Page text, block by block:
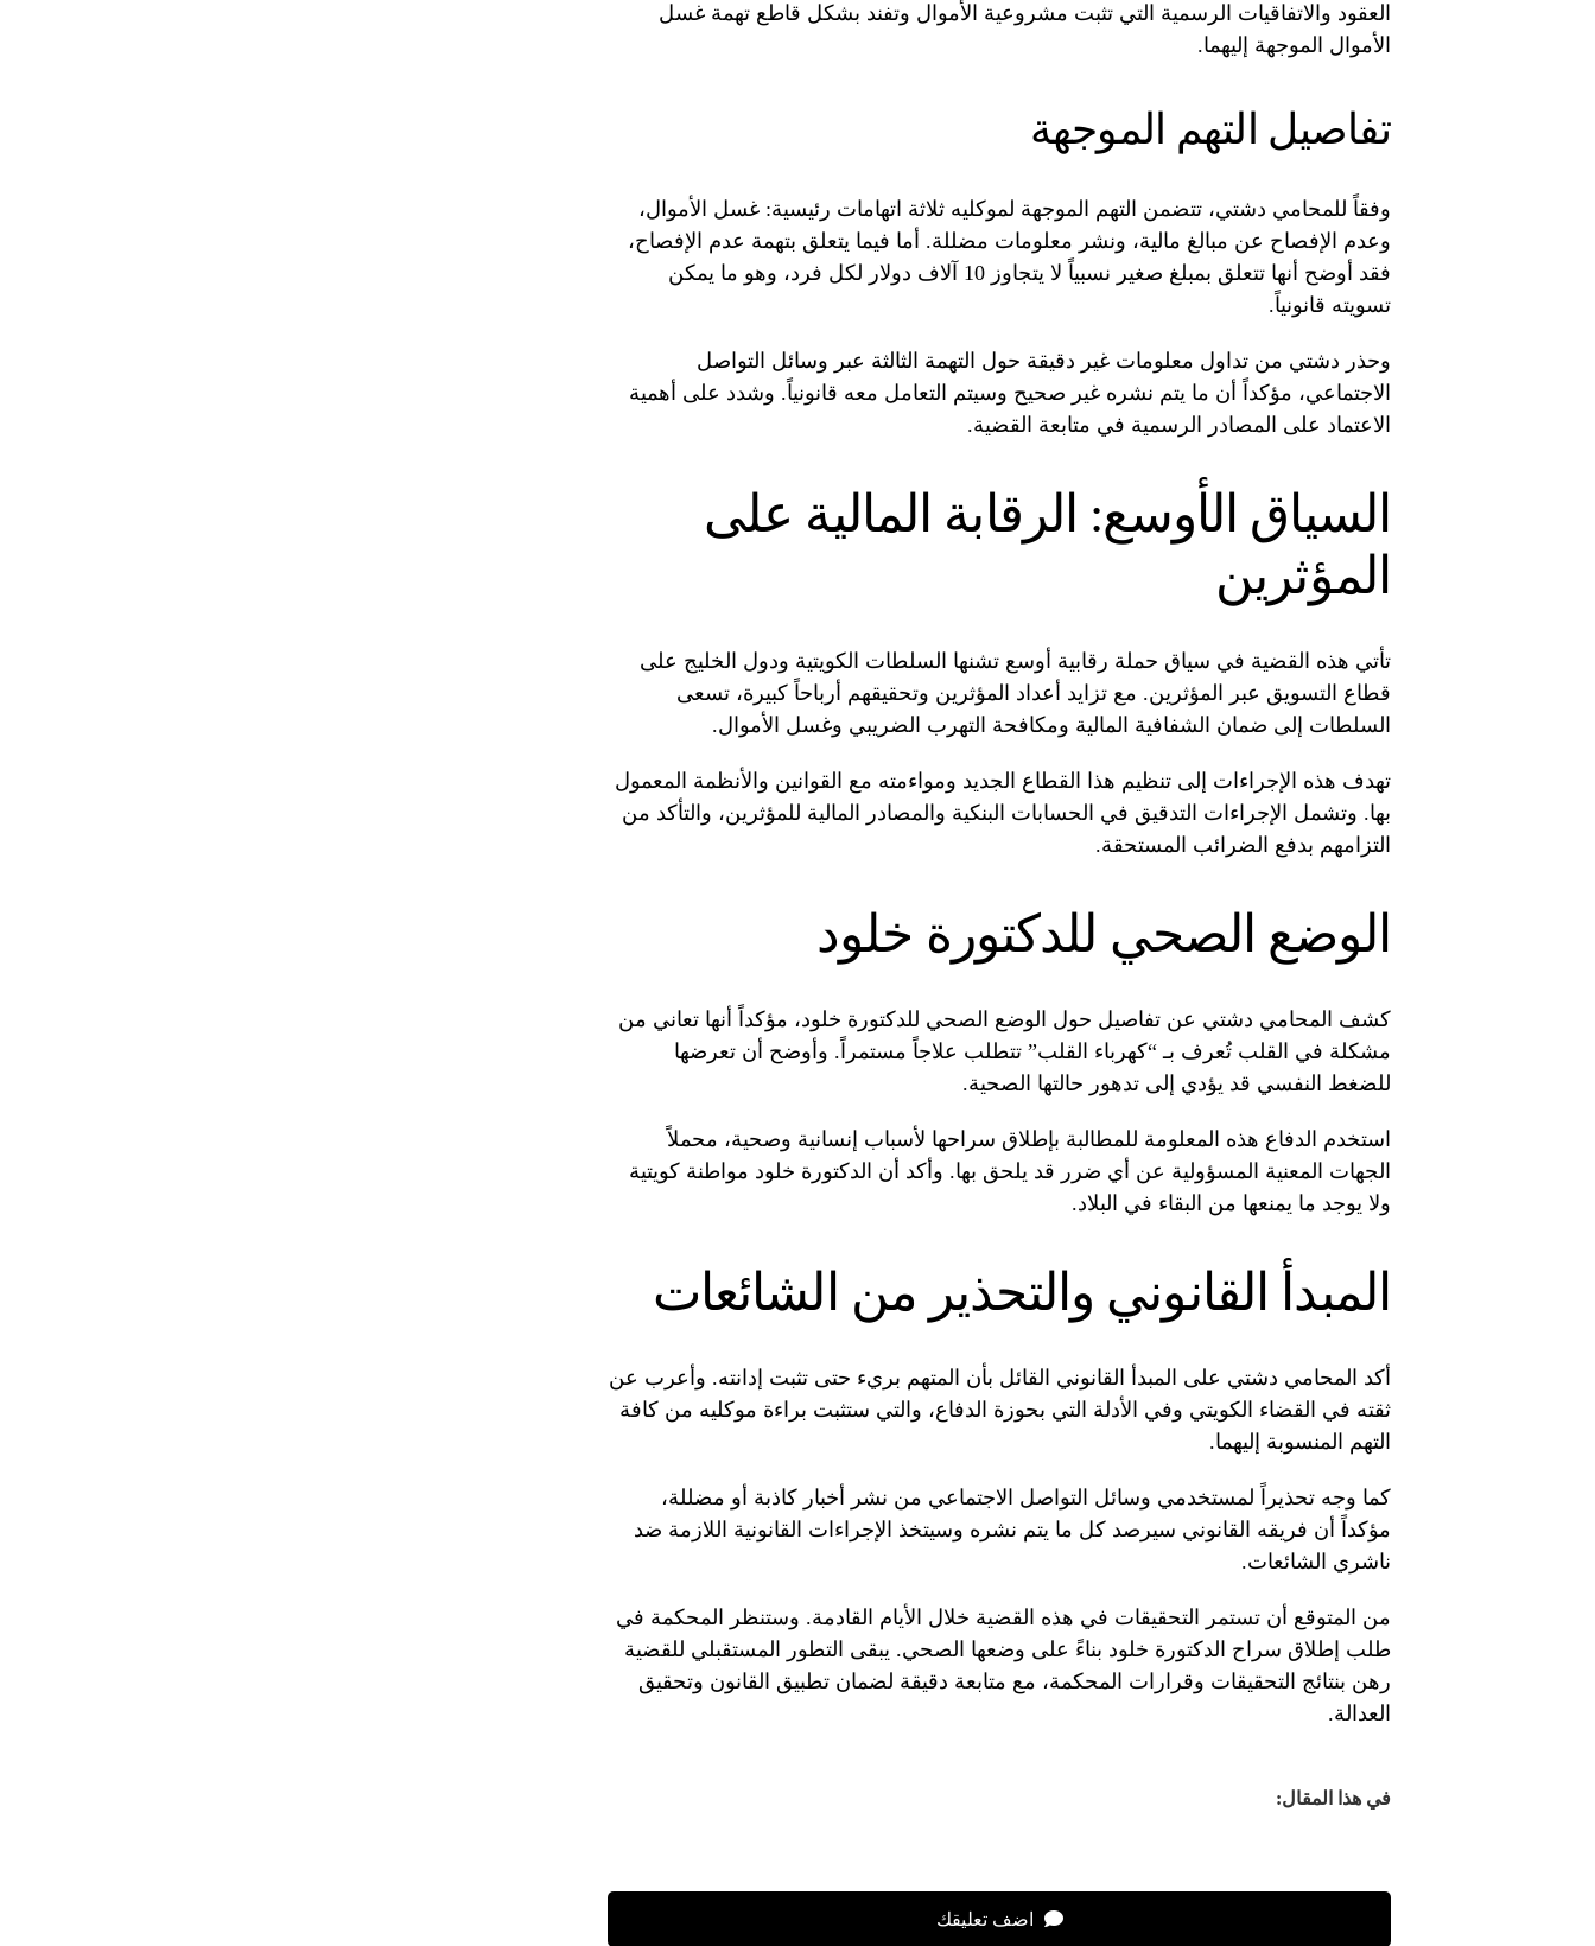
العقود والاتفاقيات الرسمية التي تثبت مشروعية الأموال وتفند بشكل قاطع تهمة غسل
الأموال الموجهة إليهما.
تفاصيل التهم الموجهة
وفقاً للمحامي دشتي، تتضمن التهم الموجهة لموكليه ثلاثة اتهامات رئيسية: غسل الأموال،
وعدم الإفصاح عن مبالغ مالية، ونشر معلومات مضللة. أما فيما يتعلق بتهمة عدم الإفصاح،
فقد أوضح أنها تتعلق بمبلغ صغير نسبياً لا يتجاوز 10 آلاف دولار لكل فرد، وهو ما يمكن
تسويته قانونياً.
وحذر دشتي من تداول معلومات غير دقيقة حول التهمة الثالثة عبر وسائل التواصل
الاجتماعي، مؤكداً أن ما يتم نشره غير صحيح وسيتم التعامل معه قانونياً. وشدد على أهمية
الاعتماد على المصادر الرسمية في متابعة القضية.
السياق الأوسع: الرقابة المالية على
المؤثرين
تأتي هذه القضية في سياق حملة رقابية أوسع تشنها السلطات الكويتية ودول الخليج على
قطاع التسويق عبر المؤثرين. مع تزايد أعداد المؤثرين وتحقيقهم أرباحاً كبيرة، تسعى
السلطات إلى ضمان الشفافية المالية ومكافحة التهرب الضريبي وغسل الأموال.
تهدف هذه الإجراءات إلى تنظيم هذا القطاع الجديد ومواءمته مع القوانين والأنظمة المعمول
بها. وتشمل الإجراءات التدقيق في الحسابات البنكية والمصادر المالية للمؤثرين، والتأكد من
التزامهم بدفع الضرائب المستحقة.
الوضع الصحي للدكتورة خلود
كشف المحامي دشتي عن تفاصيل حول الوضع الصحي للدكتورة خلود، مؤكداً أنها تعاني من
مشكلة في القلب تُعرف بـ “كهرباء القلب” تتطلب علاجاً مستمراً. وأوضح أن تعرضها
للضغط النفسي قد يؤدي إلى تدهور حالتها الصحية.
استخدم الدفاع هذه المعلومة للمطالبة بإطلاق سراحها لأسباب إنسانية وصحية، محملاً
الجهات المعنية المسؤولية عن أي ضرر قد يلحق بها. وأكد أن الدكتورة خلود مواطنة كويتية
ولا يوجد ما يمنعها من البقاء في البلاد.
المبدأ القانوني والتحذير من الشائعات
أكد المحامي دشتي على المبدأ القانوني القائل بأن المتهم بريء حتى تثبت إدانته. وأعرب عن
ثقته في القضاء الكويتي وفي الأدلة التي بحوزة الدفاع، والتي ستثبت براءة موكليه من كافة
التهم المنسوبة إليهما.
كما وجه تحذيراً لمستخدمي وسائل التواصل الاجتماعي من نشر أخبار كاذبة أو مضللة،
مؤكداً أن فريقه القانوني سيرصد كل ما يتم نشره وسيتخذ الإجراءات القانونية اللازمة ضد
ناشري الشائعات.
من المتوقع أن تستمر التحقيقات في هذه القضية خلال الأيام القادمة. وستنظر المحكمة في
طلب إطلاق سراح الدكتورة خلود بناءً على وضعها الصحي. يبقى التطور المستقبلي للقضية
رهن بنتائج التحقيقات وقرارات المحكمة، مع متابعة دقيقة لضمان تطبيق القانون وتحقيق
العدالة.
في هذا المقال:
اضف تعليقك